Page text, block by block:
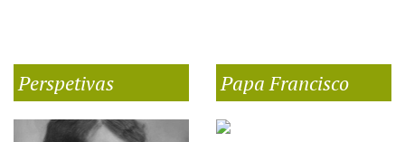
Perspetivas Papa Francisco